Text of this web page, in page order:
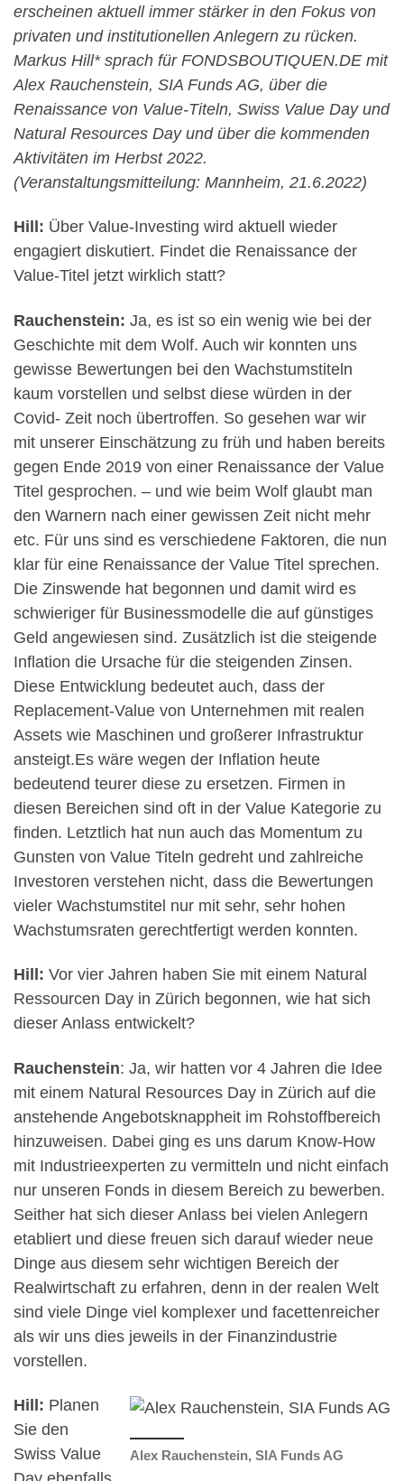
erscheinen aktuell immer stärker in den Fokus von
privaten und institutionellen Anlegern zu rücken.
Markus Hill* sprach für FONDSBOUTIQUEN.DE mit
Alex Rauchenstein, SIA Funds AG, über die
Renaissance von Value-Titeln, Swiss Value Day und
Natural Resources Day und über die kommenden
Aktivitäten im Herbst 2022.
(Veranstaltungsmitteilung: Mannheim, 21.6.2022)
Hill: Über Value-Investing wird aktuell wieder
engagiert diskutiert. Findet die Renaissance der
Value-Titel jetzt wirklich statt?
Rauchenstein: Ja, es ist so ein wenig wie bei der
Geschichte mit dem Wolf. Auch wir konnten uns
gewisse Bewertungen bei den Wachstumstiteln
kaum vorstellen und selbst diese würden in der
Covid- Zeit noch übertroffen. So gesehen war wir
mit unserer Einschätzung zu früh und haben bereits
gegen Ende 2019 von einer Renaissance der Value
Titel gesprochen. – und wie beim Wolf glaubt man
den Warnern nach einer gewissen Zeit nicht mehr
etc. Für uns sind es verschiedene Faktoren, die nun
klar für eine Renaissance der Value Titel sprechen.
Die Zinswende hat begonnen und damit wird es
schwieriger für Businessmodelle die auf günstiges
Geld angewiesen sind. Zusätzlich ist die steigende
Inflation die Ursache für die steigenden Zinsen.
Diese Entwicklung bedeutet auch, dass der
Replacement-Value von Unternehmen mit realen
Assets wie Maschinen und großerer Infrastruktur
ansteigt.Es wäre wegen der Inflation heute
bedeutend teurer diese zu ersetzen. Firmen in
diesen Bereichen sind oft in der Value Kategorie zu
finden. Letztlich hat nun auch das Momentum zu
Gunsten von Value Titeln gedreht und zahlreiche
Investoren verstehen nicht, dass die Bewertungen
vieler Wachstumstitel nur mit sehr, sehr hohen
Wachstumsraten gerechtfertigt werden konnten.
Hill: Vor vier Jahren haben Sie mit einem Natural
Ressourcen Day in Zürich begonnen, wie hat sich
dieser Anlass entwickelt?
Rauchenstein: Ja, wir hatten vor 4 Jahren die Idee
mit einem Natural Resources Day in Zürich auf die
anstehende Angebotsknappheit im Rohstoffbereich
hinzuweisen. Dabei ging es uns darum Know-How
mit Industrieexperten zu vermitteln und nicht einfach
nur unseren Fonds in diesem Bereich zu bewerben.
Seither hat sich dieser Anlass bei vielen Anlegern
etabliert und diese freuen sich darauf wieder neue
Dinge aus diesem sehr wichtigen Bereich der
Realwirtschaft zu erfahren, denn in der realen Welt
sind viele Dinge viel komplexer und facettenreicher
als wir uns dies jeweils in der Finanzindustrie
vorstellen.
Alex Rauchenstein, SIA Funds AG
Hill: Planen
Sie den
Swiss Value